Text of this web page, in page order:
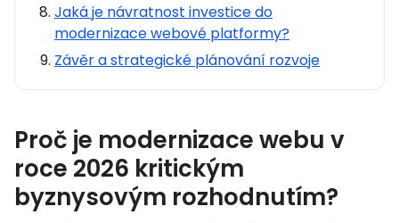
Jaká je návratnost investice do
modernizace webové platformy?
Závěr a strategické plánování rozvoje
Proč je modernizace webu v
roce 2026 kritickým
byznysovým rozhodnutím?